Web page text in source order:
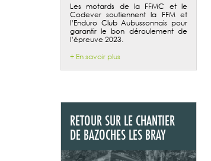
Les motards de la FFMC et le
Codever soutiennent la FFM et
l’Enduro Club Aubussonnais pour
garantir le bon déroulement de
l’épreuve 2023.
+ En savoir plus
RETOUR SUR LE CHANTIER
DE BAZOCHES LES BRAY